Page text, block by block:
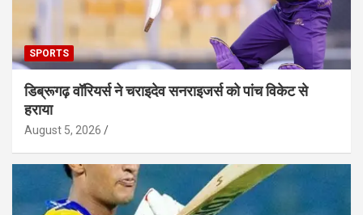
SPORTS
डिब्रूगढ़ वॉरियर्स ने चराइदेव सनराइजर्स को पांच विकेट से
हराया
August 5, 2026